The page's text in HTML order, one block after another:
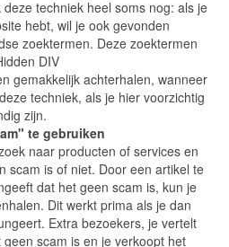
techniek heel soms nog: als je
hebt, wil je ook gevonden
zoektermen. Deze zoektermen
DIV
gemakkelijk achterhalen, wanneer
techniek, als je hier voorzichtig
zijn.
te gebruiken
naar producten of services en
scam is of niet. Door een artikel te
dat het geen scam is, kun je
Dit werkt prima als je dan
Extra bezoekers, je vertelt
scam is en je verkoopt het